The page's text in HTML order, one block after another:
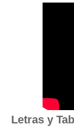
Letras y